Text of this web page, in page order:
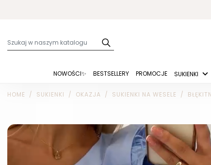
NOWOŚCI✨ BESTSELLERY PROMOCJE SUKIENKI
HOME SUKIENKI OKAZJA SUKIENKI NA WESELE